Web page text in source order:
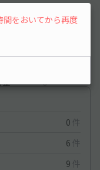
金
5
0 件
6 件
9 件
間をおいてから再度